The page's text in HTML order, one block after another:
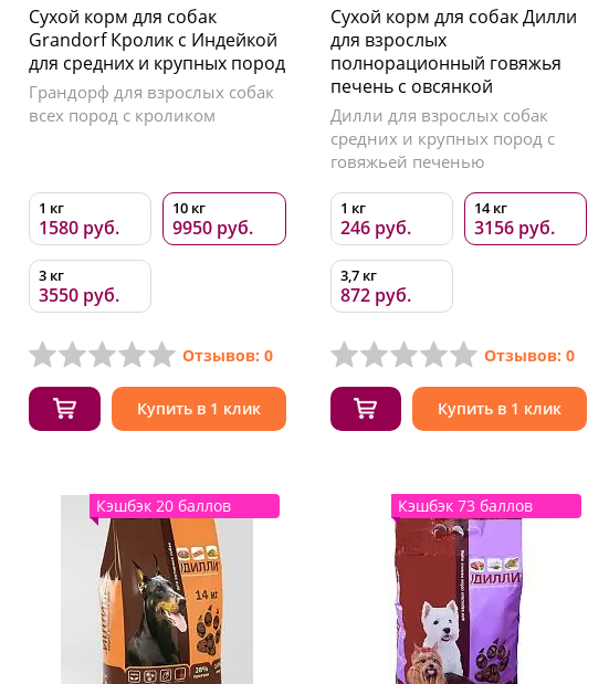
Сухой корм для собак
Grandorf Кролик с Индейкой
для средних и крупных пород
Грандорф для взрослых собак
всех пород с кроликом
1 кг
1580 руб.
10 кг
9950 руб.
3 кг
3550 руб.
Отзывов: 0
Купить в 1 клик
Сухой корм для собак Дилли
для взрослых
полнорационный говяжья
печень с овсянкой
Дилли для взрослых собак
средних и крупных пород с
говяжьей печенью
1 кг
246 руб.
14 кг
3156 руб.
3,7 кг
872 руб.
Отзывов: 0
Купить в 1 клик
Кэшбэк 20 баллов Кэшбэк 73 баллов